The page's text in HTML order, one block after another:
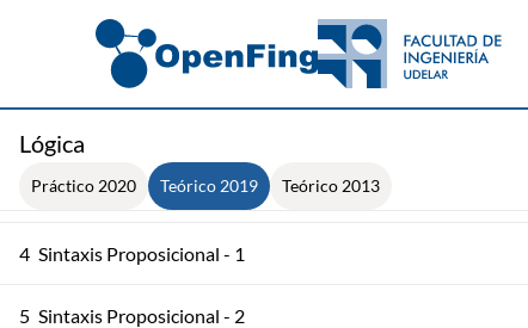
Lógica
Práctico 2020 Teórico 2019 Teórico 2013
Inducción
Esquema de Recursión Primitiva
4 Sintaxis Proposicional - 1
5 Sintaxis Proposicional - 2